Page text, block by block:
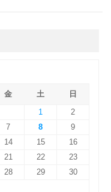
金 土
日
1
2
7 8
9
14 15
16
21 22
23
28 29
30